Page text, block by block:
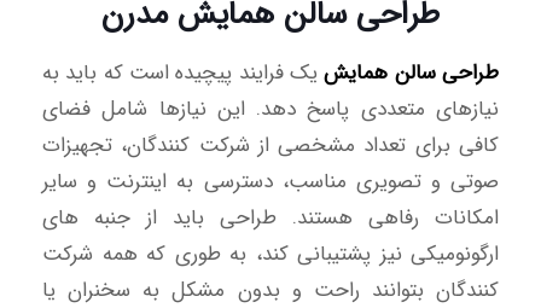
طراحی سالن همایش مدرن
طراحی سالن همایشیک فرایند پیچیده است که باید به
نیازهای متعددی پاسخ دهد. این نیازها شامل فضای
کافی برای تعداد مشخصی از شرکت کنندگان، تجهیزات
صوتی و تصویری مناسب، دسترسی به اینترنت و سایر
امکانات رفاهی هستند. طراحی باید از جنبه های
ارگونومیکی نیز پشتیبانی کند، به طوری که همه شرکت
کنندگان بتوانند راحت و بدون مشکل به سخنران یا